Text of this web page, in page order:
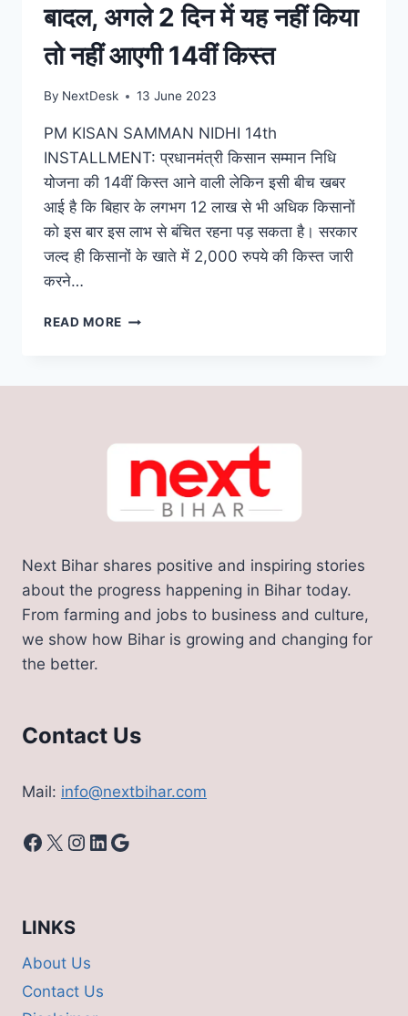
बादल, अगले 2 दिन में यह नहीं किया
तो नहीं आएगी 14वीं किस्‍त
By NextDesk 13 June 2023
PM KISAN SAMMAN NIDHI 14th
INSTALLMENT: प्रधानमंत्री किसान सम्मान निधि
योजना की 14वीं किस्त आने वाली लेकिन इसी बीच खबर
आई है कि बिहार के लगभग 12 लाख से भी अधिक किसानों
को इस बार इस लाभ से बंचित रहना पड़ सकता है। सरकार
जल्द ही किसानों के खाते में 2,000 रुपये की किस्त जारी
करने…
READ MORE PM
के
2
दिन
यह
नहीं
14वीं
Next Bihar shares positive and inspiring stories
about the progress happening in Bihar today.
From farming and jobs to business and culture,
we show how Bihar is growing and changing for
the better.
Contact Us
Mail: info@nextbihar.com
Facebook
X Instagram
LinkedIn
Google
LINKS
About Us
Contact Us